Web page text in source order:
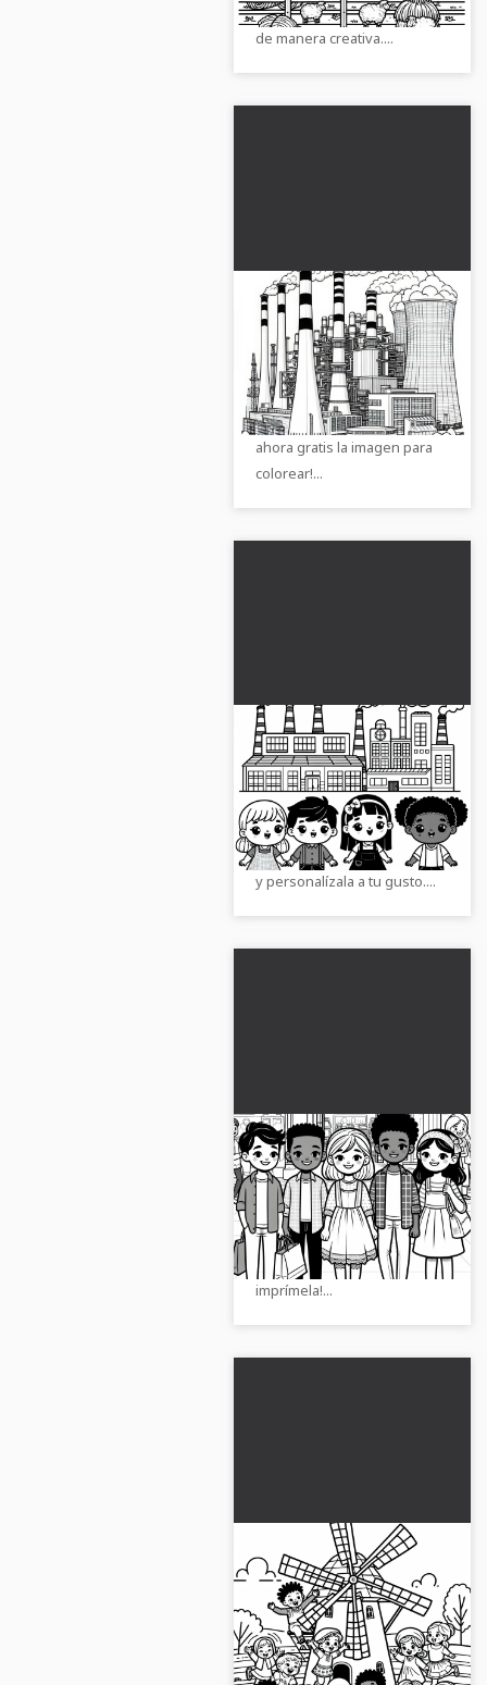
industrial y disfruta pintando
de manera creativa....
Plantilla de colorear
de la central eléctrica
gratis
Esta plantilla para colorear
muestra una impresionante
central eléctrica. ¡Descarga
ahora gratis la imagen para
colorear!...
Niños frente a la
fábrica: descargar
dibujo para colorear
gratis
Los niños pintan frente a un
edificio industrial. Consigue
la hoja para colorear gratuita
y personalízala a tu gusto....
Niños en el centro
comercial plantilla
para colorear gratis
¡Obtén la plantilla de colorear
gratuita de un centro
comercial y píntala en línea o
imprímela!...
Niños frente al molino
- Descargar imagen
para colorear gratis
Descubre la imagen para
colorear con niños frente a
un molino. ¡Descárgala gratis,